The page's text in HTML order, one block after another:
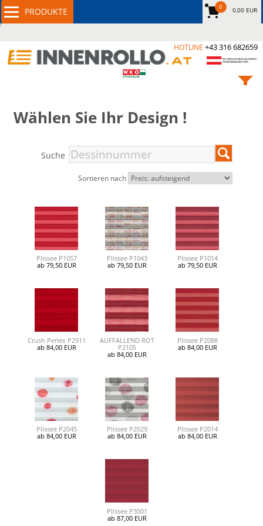
Wählen Sie Ihr Design !
Suche
Sortieren nach
Plissee P1057
ab 79,50 EUR
Plissee P1043
ab 79,50 EUR
Plissee P1014
ab 79,50 EUR
Crush Perlex P2911
ab 84,00 EUR
AUFFALLEND ROT
P2105
ab 84,00 EUR
Plissee P2088
ab 84,00 EUR
Plissee P2045
ab 84,00 EUR
Plissee P2029
ab 84,00 EUR
Plissee P2014
ab 84,00 EUR
Plissee P3001
ab 87,00 EUR
0 0,00 EUR
HOTLINE +43 316 682659